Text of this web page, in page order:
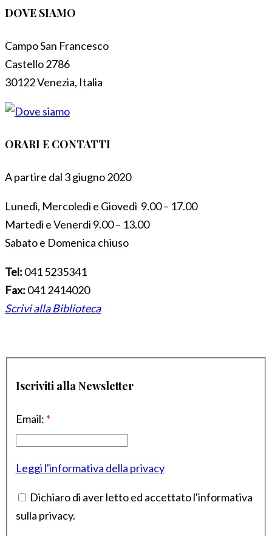
DOVE SIAMO
Campo San Francesco
Castello 2786
30122 Venezia, Italia
ORARI E CONTATTI
A partire dal 3 giugno 2020
Lunedì, Mercoledì e Giovedì 9.00 – 17.00
Martedì e Venerdì 9.00 – 13.00
Sabato e Domenica chiuso
Tel: 041 5235341
Fax: 041 2414020
Scrivi alla Biblioteca
Iscriviti alla Newsletter
Email: *
Leggi l'informativa della privacy
Dichiaro di aver letto ed accettato l'informativa
sulla privacy.